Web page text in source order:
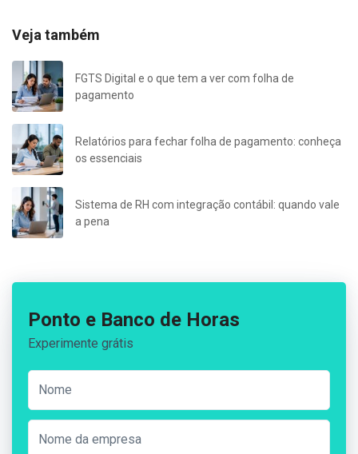
Veja também
FGTS Digital e o que tem a ver com folha de
pagamento
Relatórios para fechar folha de pagamento: conheça
os essenciais
Sistema de RH com integração contábil: quando vale
a pena
Ponto e Banco de Horas
Experimente grátis